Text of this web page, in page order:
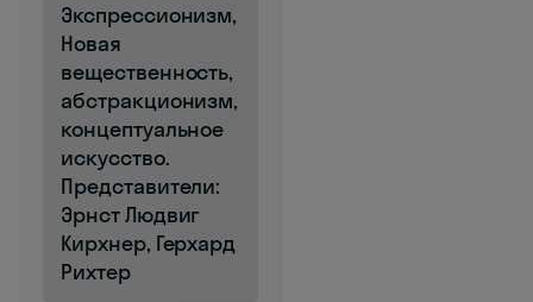
Экспрессионизм,
Новая
вещественность,
абстракционизм,
концептуальное
искусство.
Представители:
Эрнст Людвиг
Кирхнер, Герхард
Рихтер